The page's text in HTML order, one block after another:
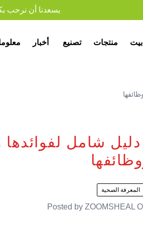
يسعدنا أن نرحب
بيت منتجات تصنيع أخبار
شامل لفوائدها
المعرفة الصحية
Posted by ZOOMSHEAL